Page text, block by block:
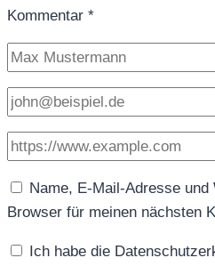
Kommentar *
Name, E-Mail-Adresse und
Browser für meinen nächsten
Ich habe die